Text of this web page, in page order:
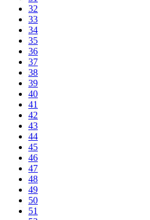
32
33
34
35
36
37
38
39
40
41
42
43
44
45
46
47
48
49
50
51